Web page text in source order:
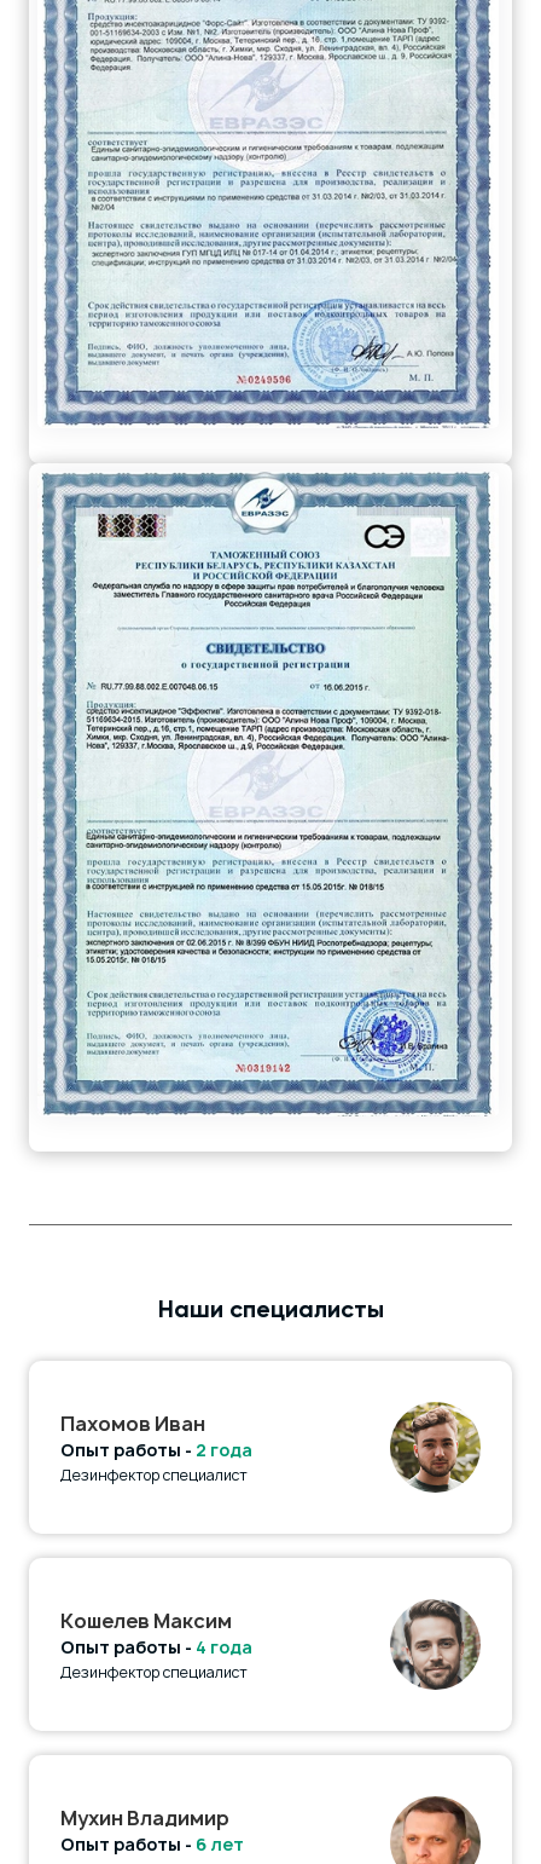
Наши специалисты
Пахомов Иван
Опыт работы - 2 года
Дезинфектор специалист
Кошелев Максим
Опыт работы - 4 года
Дезинфектор специалист
Мухин Владимир
Опыт работы - 6 лет